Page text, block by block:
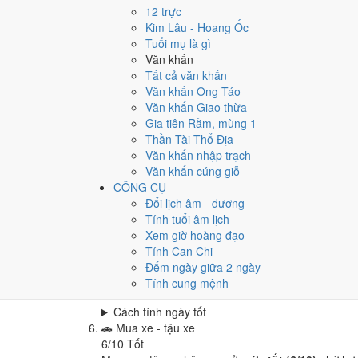
12 trực
Kim Lâu - Hoang Ốc
Tuổi mụ là gì
Văn khấn
Tất cả văn khấn
Văn khấn Ông Táo
Văn khấn Giao thừa
Gia tiên Rằm, mùng 1
Thần Tài Thổ Địa
Văn khấn nhập trạch
Văn khấn cúng giỗ
CÔNG CỤ
Đổi lịch âm - dương
Tính tuổi âm lịch
Xem giờ hoàng đạo
Tính Can Chi
Đếm ngày giữa 2 ngày
Tính cung mệnh
Cách tính ngày tốt
Khai trương - mở cửa hàng
Rất tốt
Khai trương - mở cửa hàng hôm nay ở
Cách tính ngày tốt
Ký hợp đồng - giao ước
Tốt
Ký hợp đồng - giao ước hôm nay ở
Cách tính ngày tốt
🏗️ Động thổ - khởi công
Tốt
Động thổ - khởi công hôm nay ở
Cách tính ngày tốt
Nhập trạch - vào nhà mới
Tốt
Nhập trạch - vào nhà mới hôm nay ở
Cách tính ngày tốt
🚗 Mua xe - tậu xe
6/10 Tốt